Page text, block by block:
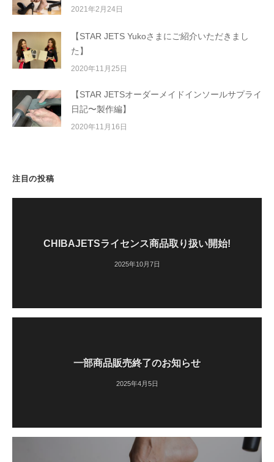
2021年2月24日
【STAR JETS Yukoさまにご紹介いただきまし
た】
2020年11月25日
【STAR JETSオーダーメイドインソールサプライ
日記〜製作編】
2020年11月16日
注目の投稿
CHIBAJETSライセンス商品取り扱い開始!
2025年10月7日
一部商品販売終了のお知らせ
2025年4月5日